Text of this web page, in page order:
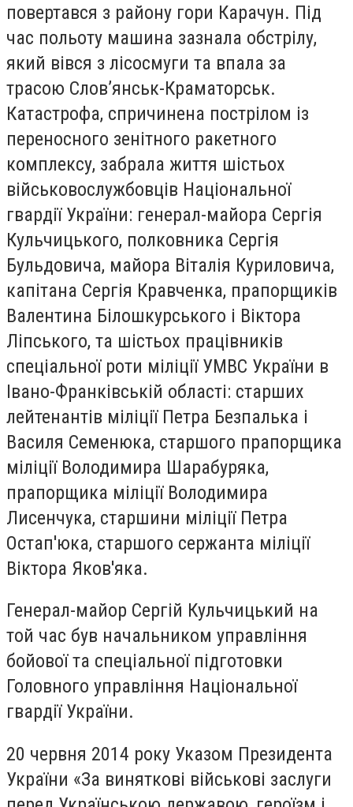
повертався з району гори Карачун. Під
час польоту машина зазнала обстрілу,
який вівся з лісосмуги та впала за
трасою Слов’янськ-Краматорськ.
Катастрофа, спричинена пострілом із
переносного зенітного ракетного
комплексу, забрала життя шістьох
військовослужбовців Національної
гвардії України: генерал-майора Сергія
Кульчицького, полковника Сергія
Бульдовича, майора Віталія Куриловича,
капітана Сергія Кравченка, прапорщиків
Валентина Білошкурського і Віктора
Ліпського, та шістьох працівників
спеціальної роти міліції УМВС України в
Івано-Франківській області: старших
лейтенантів міліції Петра Безпалька і
Василя Семенюка, старшого прапорщика
міліції Володимира Шарабуряка,
прапорщика міліції Володимира
Лисенчука, старшини міліції Петра
Остап'юка, старшого сержанта міліції
Віктора Яков'яка.
Генерал-майор Сергій Кульчицький на
той час був начальником управління
бойової та спеціальної підготовки
Головного управління Національної
гвардії України.
20 червня 2014 року Указом Президента
України «За виняткові військові заслуги